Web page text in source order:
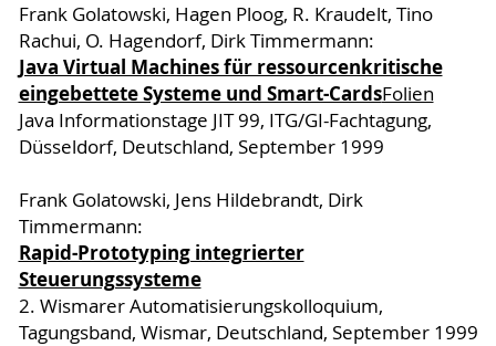
Frank Golatowski, Hagen Ploog, R. Kraudelt, Tino
Rachui, O. Hagendorf, Dirk Timmermann:
Java Virtual Machines für ressourcenkritische
eingebettete Systeme und Smart-CardsFolien
Java Informationstage JIT 99, ITG/GI-Fachtagung,
Düsseldorf, Deutschland, September 1999
Frank Golatowski, Jens Hildebrandt, Dirk
Timmermann:
Rapid-Prototyping integrierter
Steuerungssysteme
2. Wismarer Automatisierungskolloquium,
Tagungsband, Wismar, Deutschland, September 1999